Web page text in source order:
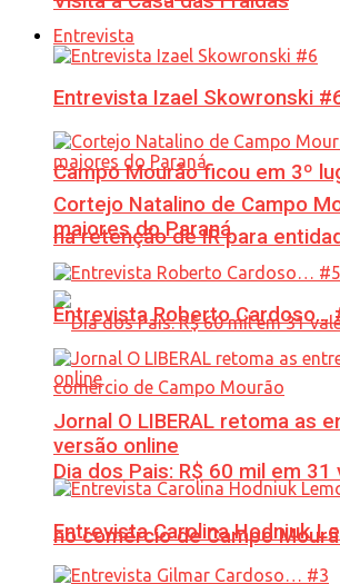
Campo Mourão ficou em 3º
na retenção de IR para
Dia dos Pais: R$ 60 mil em
no comércio de Campo
Entrevista
Entrevista Izael Skowronski
Cortejo Natalino de Campo
maiores do Paraná
Entrevista Roberto Cardoso…
Jornal O LIBERAL retoma as
versão online
Entrevista Carolina Hodniuk